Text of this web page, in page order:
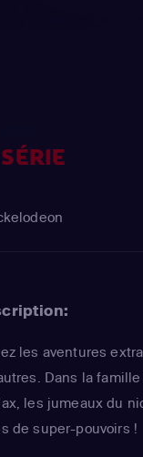
les aventures
Dans la
les jumeaux du
de super-pouvoirs !